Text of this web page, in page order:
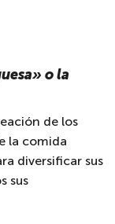
o la
de los
la comida
diversificar sus
sus